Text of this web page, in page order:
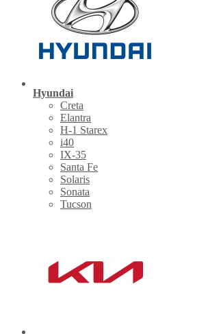
Hyundai
Creta
Elantra
H-1 Starex
i40
IX-35
Santa Fe
Solaris
Sonata
Tucson